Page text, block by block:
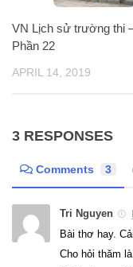
VN Lịch sử trường thi
Phần 22
APRIL 14, 2019
3 RESPONSES
Comments 3
Tri Nguyen
Bài thơ hay.
Cho hỏi thăm